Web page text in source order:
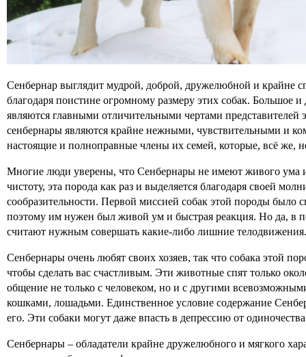
Сенбернар выглядит мудрой, доброй, дружелюбной и крайне
благодаря поистине огромному размеру этих собак. Большое и
являются главными отличительными чертами
сенбернары являются крайне нежными, чувствительными и
настоящие и полноправные члены их семей, которые, всё же,
Многие люди уверены, что Сенбернары не имеют живого ума
чистоту, эта порода как раз и выделяется благодаря своей
сообразительности. Первой миссией собак этой породы было
поэтому им нужен был живой ум и быстрая реакция. Но да, в
считают нужным совершать какие-либо лишние телодвижения.
Сенбернары очень любят своих хозяев, так что собака этой
чтобы сделать вас счастливым. Эти животные спят только
общение не только с человеком, но и с другими
кошками, лошадьми. Единственное условие содержание
его. Эти собаки могут даже впасть в депрессию от
Сенбернары – обладатели крайне дружелюбного и мягкого